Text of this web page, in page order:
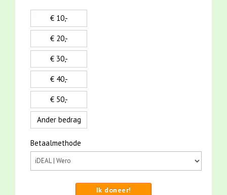
€ 10,-
€ 20,-
€ 30,-
€ 40,-
€ 50,-
Ander bedrag
Betaalmethode
Ik doneer!